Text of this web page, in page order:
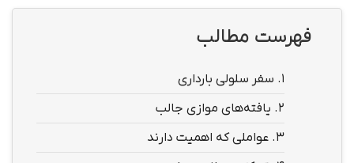
فهرست مطالب
1. سفر سلولی بارداری
2. یافته‌های موازی جالب
3. عواملی که اهمیت دارند